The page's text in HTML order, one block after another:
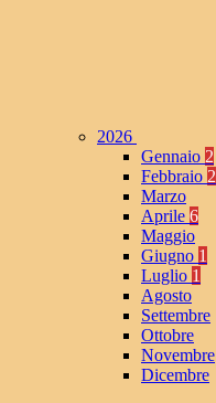
2026
Gennaio 2
Febbraio 2
Marzo
Aprile 6
Maggio
Giugno 1
Luglio 1
Agosto
Settembre
Ottobre
Novembre
Dicembre